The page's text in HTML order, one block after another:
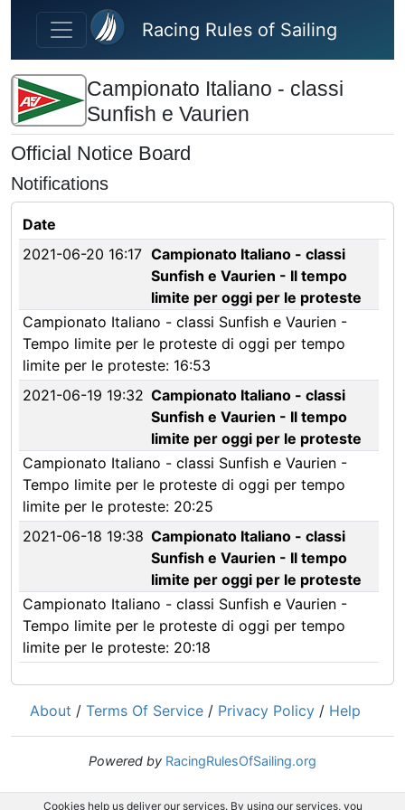
Skip to main content
Racing Rules of Sailing
Campionato Italiano - classi
Sunfish e Vaurien
Official Notice Board
Notifications
Date
2021-06-20 16:17 Campionato Italiano - classi
Sunfish e Vaurien - Il tempo
limite per oggi per le proteste
Campionato Italiano - classi Sunfish e Vaurien -
Tempo limite per le proteste di oggi per tempo
limite per le proteste: 16:53
2021-06-19 19:32 Campionato Italiano - classi
Sunfish e Vaurien - Il tempo
limite per oggi per le proteste
Campionato Italiano - classi Sunfish e Vaurien -
Tempo limite per le proteste di oggi per tempo
limite per le proteste: 20:25
2021-06-18 19:38 Campionato Italiano - classi
Sunfish e Vaurien - Il tempo
limite per oggi per le proteste
Campionato Italiano - classi Sunfish e Vaurien -
Tempo limite per le proteste di oggi per tempo
limite per le proteste: 20:18
About / Terms Of Service / Privacy Policy / Help
Powered by RacingRulesOfSailing.org
Cookies help us deliver our services. By using our services, you